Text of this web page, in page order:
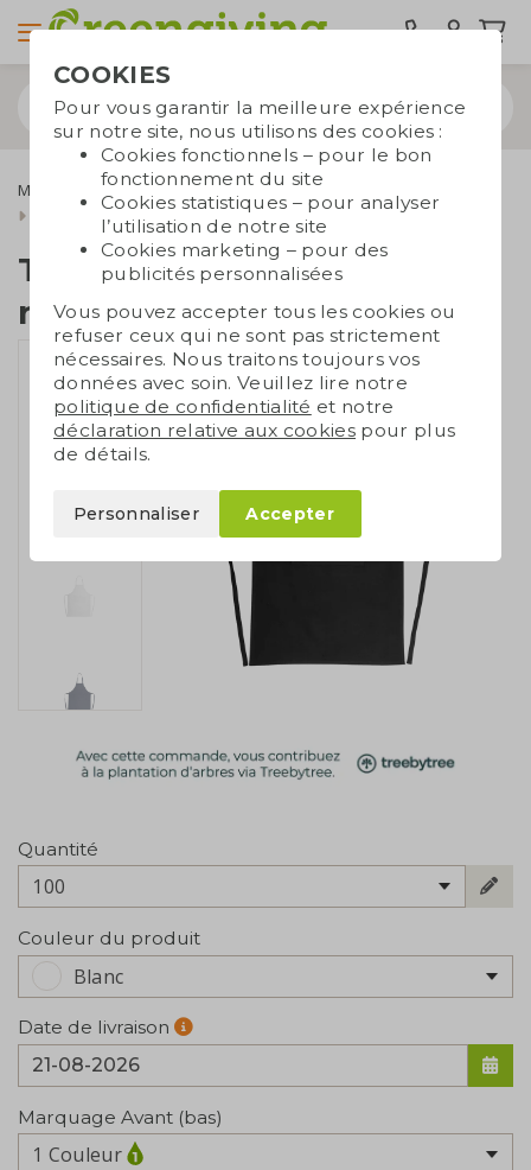
Maison & Vie Cadeaux d’affaires pour la cuisine
Tablier en coton recyclé
Tablier en coton
recyclé
Quantité
100
Couleur du produit
Blanc
Date de livraison
Marquage Avant (bas)
1 Couleur
COOKIES
Pour vous garantir la meilleure expérience
sur notre site, nous utilisons des cookies :
Cookies fonctionnels – pour le bon
fonctionnement du site
Cookies statistiques – pour analyser
l’utilisation de notre site
Cookies marketing – pour des
publicités personnalisées
Vous pouvez accepter tous les cookies ou
refuser ceux qui ne sont pas strictement
nécessaires. Nous traitons toujours vos
données avec soin. Veuillez lire notre
politique de confidentialité et notre
déclaration relative aux cookies pour plus
de détails.
Personnaliser Accepter